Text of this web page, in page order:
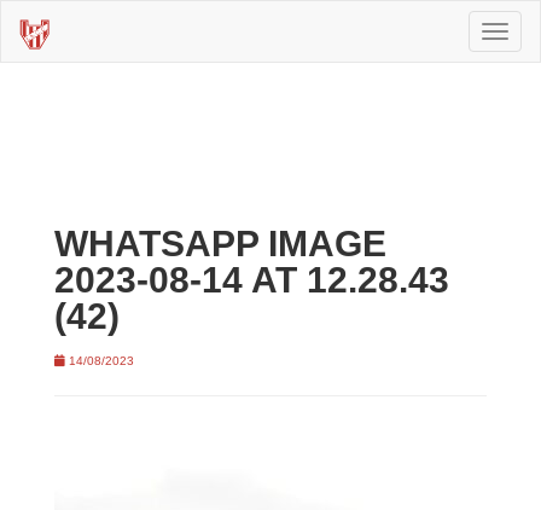
WHATSAPP IMAGE
2023-08-14 AT 12.28.43
(42)
14/08/2023